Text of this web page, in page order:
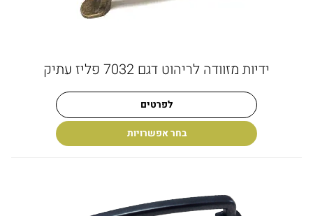
ידיות מזוודה לריהוט דגם 7032 פליז עתיק
לפרטים
בחר אפשרויות